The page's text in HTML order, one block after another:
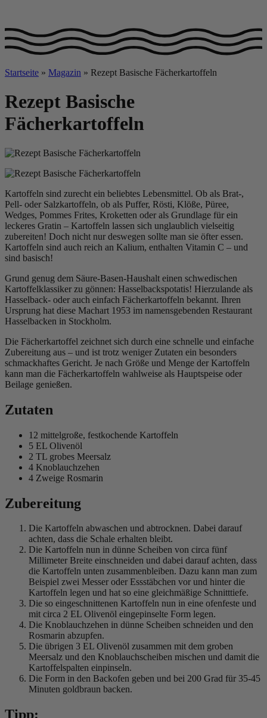
Startseite » Magazin » Rezept Basische Fächerkartoffeln
Rezept Basische
Fächerkartoffeln
Kartoffeln sind zurecht ein beliebtes Lebensmittel. Ob als Brat-,
Pell- oder Salzkartoffeln, ob als Puffer, Rösti, Klöße, Püree,
Wedges, Pommes Frites, Kroketten oder als Grundlage für ein
leckeres Gratin – Kartoffeln lassen sich unglaublich vielseitig
zubereiten! Doch nicht nur deswegen sollte man sie öfter essen.
Kartoffeln sind auch reich an Kalium, enthalten Vitamin C – und
sind basisch!
Grund genug dem Säure-Basen-Haushalt einen schwedischen
Kartoffelklassiker zu gönnen: Hasselbackspotatis! Hierzulande als
Hasselback- oder auch einfach Fächerkartoffeln bekannt. Ihren
Ursprung hat diese Machart 1953 im namensgebenden Restaurant
Hasselbacken in Stockholm.
Die Fächerkartoffel zeichnet sich durch eine schnelle und einfache
Zubereitung aus – und ist trotz weniger Zutaten ein besonders
schmackhaftes Gericht. Je nach Größe und Menge der Kartoffeln
kann man die Fächerkartoffeln wahlweise als Hauptspeise oder
Beilage genießen.
Zutaten
12 mittelgroße, festkochende Kartoffeln
5 EL Olivenöl
2 TL grobes Meersalz
4 Knoblauchzehen
4 Zweige Rosmarin
Zubereitung
Die Kartoffeln abwaschen und abtrocknen. Dabei darauf
achten, dass die Schale erhalten bleibt.
Die Kartoffeln nun in dünne Scheiben von circa fünf
Millimeter Breite einschneiden und dabei darauf achten, dass
die Kartoffeln unten zusammenbleiben. Dazu kann man zum
Beispiel zwei Messer oder Essstäbchen vor und hinter die
Kartoffeln legen und hat so eine gleichmäßige Schnitttiefe.
Die so eingeschnittenen Kartoffeln nun in eine ofenfeste und
mit circa 2 EL Olivenöl eingepinselte Form legen.
Die Knoblauchzehen in dünne Scheiben schneiden und den
Rosmarin abzupfen.
Die übrigen 3 EL Olivenöl zusammen mit dem groben
Meersalz und den Knoblauchscheiben mischen und damit die
Kartoffelspalten einpinseln.
Die Form in den Backofen geben und bei 200 Grad für 35-45
Minuten goldbraun backen.
Tipp: